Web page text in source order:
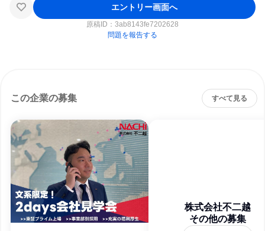
エントリー画面へ
原稿ID： 3ab8143fe7202628
問題を報告する
この企業の募集 すべて見る
株式会社不二越
その他の募集